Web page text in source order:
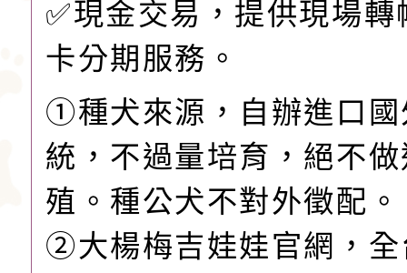
✅現金交易，提供現場轉
卡分期服務。
①種犬來源，自辦進口國
統，不過量培育，絕不
殖。種公犬不對外徵配。
②大楊梅吉娃娃官網，全